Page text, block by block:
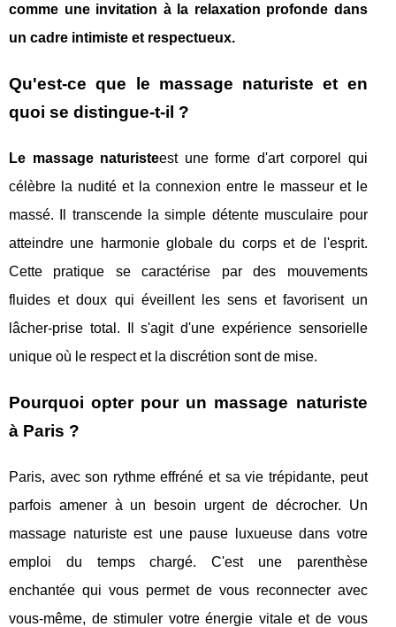
comme une invitation à la relaxation profonde dans
un cadre intimiste et respectueux.
Qu'est-ce que le massage naturiste et en
quoi se distingue-t-il ?
Le massage naturisteest une forme d'art corporel qui
célèbre la nudité et la connexion entre le masseur et le
massé. Il transcende la simple détente musculaire pour
atteindre une harmonie globale du corps et de l'esprit.
Cette pratique se caractérise par des mouvements
fluides et doux qui éveillent les sens et favorisent un
lâcher-prise total. Il s'agit d'une expérience sensorielle
unique où le respect et la discrétion sont de mise.
Pourquoi opter pour un massage naturiste
à Paris ?
Paris, avec son rythme effréné et sa vie trépidante, peut
parfois amener à un besoin urgent de décrocher. Un
massage naturiste est une pause luxueuse dans votre
emploi du temps chargé. C'est une parenthèse
enchantée qui vous permet de vous reconnecter avec
vous-même, de stimuler votre énergie vitale et de vous